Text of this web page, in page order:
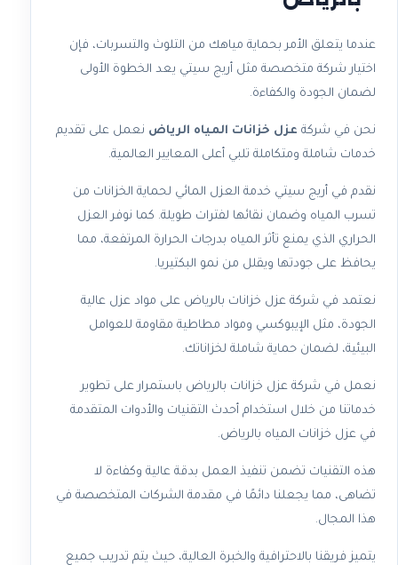
عندما يتعلق الأمر بحماية مياهك من التلوث والتسربات، فإن
اختيار شركة متخصصة مثل أريج سيتي يعد الخطوة الأولى
لضمان الجودة والكفاءة.
نحن في شركة عزل خزانات المياه الرياض نعمل على تقديم
خدمات شاملة ومتكاملة تلبي أعلى المعايير العالمية.
نقدم في أريج سيتي خدمة العزل المائي لحماية الخزانات من
تسرب المياه وضمان نقائها لفترات طويلة. كما نوفر العزل
الحراري الذي يمنع تأثر المياه بدرجات الحرارة المرتفعة، مما
يحافظ على جودتها ويقلل من نمو البكتيريا.
نعتمد في شركة عزل خزانات بالرياض على مواد عزل عالية
الجودة، مثل الإيبوكسي ومواد مطاطية مقاومة للعوامل
البيئية، لضمان حماية شاملة لخزاناتك.
نعمل في شركة عزل خزانات بالرياض باستمرار على تطوير
خدماتنا من خلال استخدام أحدث التقنيات والأدوات المتقدمة
في عزل خزانات المياه بالرياض.
هذه التقنيات تضمن تنفيذ العمل بدقة عالية وكفاءة لا
تضاهى، مما يجعلنا دائمًا في مقدمة الشركات المتخصصة في
هذا المجال.
يتميز فريقنا بالاحترافية والخبرة العالية، حيث يتم تدريب جميع